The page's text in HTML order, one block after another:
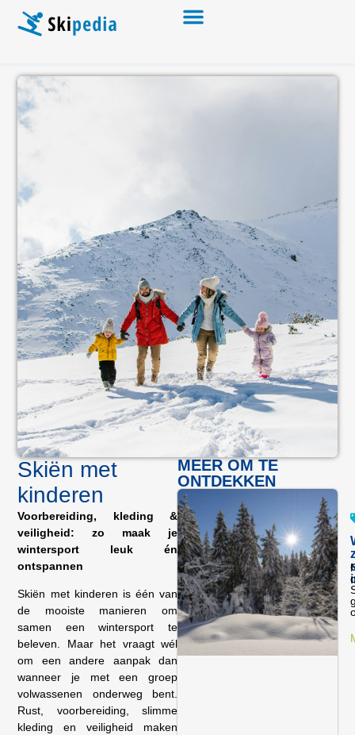
Skiën met
kinderen
Voorbereiding, kleding &
veiligheid: zo maak je
wintersport leuk én
ontspannen
Skiën met kinderen is één van
de mooiste manieren om
samen een wintersport te
beleven. Maar het vraagt wél
om een andere aanpak dan
wanneer je met een groep
volwassenen onderweg bent.
Rust, voorbereiding, slimme
kleding en veiligheid maken
MEER OM TE
ONTDEKKEN